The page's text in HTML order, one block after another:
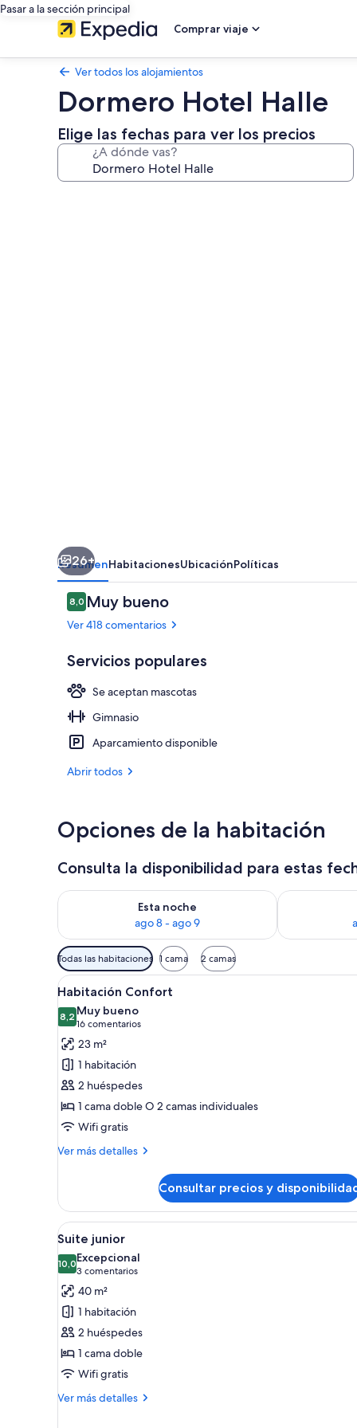
Pasar a la sección principal
Comprar viaje
Ver todos los alojamientos
Dormero Hotel Halle
Elige las fechas para ver los precios
¿A dónde vas?
26+
ResumenHabitacionesUbicaciónPolíticas
Comentarios
8,08,0 de 10
Muy bueno
Ver 418 comentarios
Servicios populares
Se aceptan mascotas
Gimnasio
Aparcamiento disponible
Abrir todos
Opciones de la habitación
Consulta la disponibilidad para estas
Esta noche
ago 8 - ago 9
Consulta la disponibilidad para esta noche, ago 8 -
Consulta la
Filtros
disponibles
para
las
habitaciones
Todas las habitaciones 1 cama 2 camas
Abrir
todas
las
fotos
de
Habitación
Confort
Habitación de hotel con dos
2
Habitación Confort
8,28,2 de 10
Muy bueno
16 comentarios
(16 comentarios)
23 m²
1 habitación
2 huéspedes
1 cama doble O 2 camas individuales
Wifi gratis
Ver más detalles
Más
Confort
Consultar precios y
Abrir
todas
las
fotos
de
Suite
junior
Una habitación con un sofá,
7
Suite junior
10,010,0 de 10
Excepcional
3 comentarios
(3 comentarios)
40 m²
1 habitación
2 huéspedes
1 cama doble
Wifi gratis
Ver más detalles
Más